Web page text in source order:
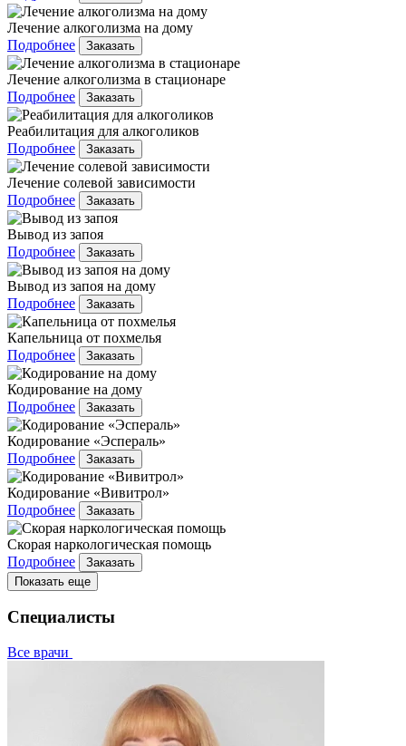
Лечение алкоголизма на дому
Подробнее
Заказать
Лечение алкоголизма в стационаре
Подробнее
Заказать
Реабилитация для алкоголиков
Подробнее
Заказать
Лечение солевой зависимости
Подробнее
Заказать
Вывод из запоя
Подробнее
Заказать
Вывод из запоя на дому
Подробнее
Заказать
Капельница от похмелья
Подробнее
Заказать
Кодирование на дому
Подробнее
Заказать
Кодирование «Эспераль»
Подробнее
Заказать
Кодирование «Вивитрол»
Подробнее
Заказать
Скорая наркологическая помощь
Подробнее
Заказать
Показать еще
Специалисты
Все врачи